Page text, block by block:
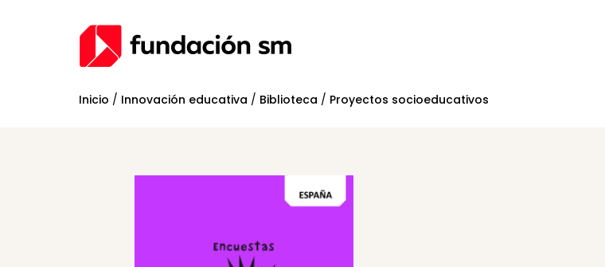
Inicio / Innovación educativa / Biblioteca / Proyectos socioeducativos